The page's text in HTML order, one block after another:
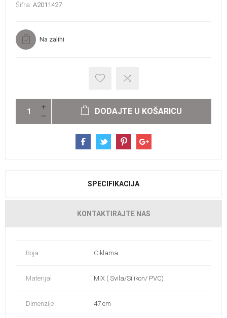
Šifra: A2011427
Na zalihi
DODAJTE U KOŠARICU
SPECIFIKACIJA
KONTAKTIRAJTE NAS
Boja Ciklama
Materijal MIX ( Svila/Silikon/ PVC)
Dimenzije 47 cm